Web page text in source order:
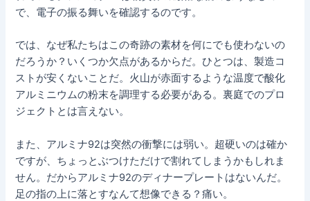
で、電子の振る舞いを確認するのです。
では、なぜ私たちはこの奇跡の素材を何にでも使わないの
だろうか？いくつか欠点があるからだ。ひとつは、製造コ
ストが安くないことだ。火山が赤面するような温度で酸化
アルミニウムの粉末を調理する必要がある。裏庭でのプロ
ジェクトとは言えない。
また、アルミナ92は突然の衝撃には弱い。超硬いのは確か
ですが、ちょっとぶつけただけで割れてしまうかもしれま
せん。だからアルミナ92のディナープレートはないんだ。
足の指の上に落とすなんて想像できる？痛い。